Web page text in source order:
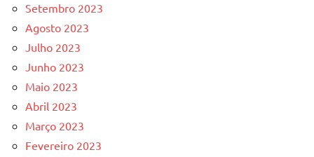
Setembro 2023
Agosto 2023
Julho 2023
Junho 2023
Maio 2023
Abril 2023
Março 2023
Fevereiro 2023